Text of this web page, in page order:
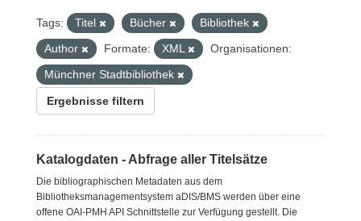
Tags: Titel Bücher
Bibliothek
Author
Formate: XML
Organisationen:
Münchner Stadtbibliothek
Ergebnisse filtern
Katalogdaten - Abfrage aller Titelsätze
Die bibliographischen Metadaten aus dem
Bibliotheksmanagementsystem aDIS/BMS werden über eine
offene OAI-PMH API Schnittstelle zur Verfügung gestellt. Die